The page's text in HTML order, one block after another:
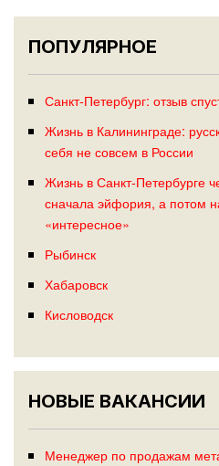
ПОПУЛЯРНОЕ
Санкт-Петербург: отзыв
Жизнь в Калининграде:
себя не совсем в России
Жизнь в Санкт-Петербурге
сначала эйфория, а потом
«интересное»
Рыбинск
Хабаровск
Кисловодск
НОВЫЕ ВАКАНСИИ
Менеджер по продажам